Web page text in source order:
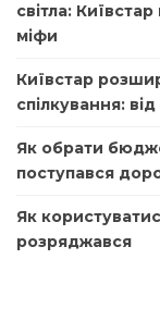
світла:
міфи
Київстар
спілкування:
Як обрати
поступався
Як
розряджався